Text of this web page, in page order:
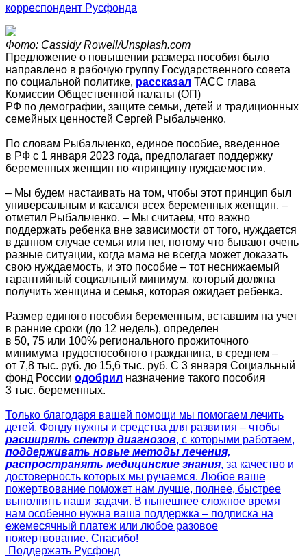
корреспондент Русфонда
Фото: Сassidy Rowell/Unsplash.com
Предложение о повышении размера пособия было
направлено в рабочую группу Государственного совета
по социальной политике, рассказал ТАСС глава
Комиссии Общественной палаты (ОП)
РФ по демографии, защите семьи, детей и традиционных
семейных ценностей Сергей Рыбальченко.
По словам Рыбальченко, единое пособие, введенное
в РФ с 1 января 2023 года, предполагает поддержку
беременных женщин по «принципу нуждаемости».
– Мы будем настаивать на том, чтобы этот принцип был
универсальным и касался всех беременных женщин, –
отметил Рыбальченко. – Мы считаем, что важно
поддержать ребенка вне зависимости от того, нуждается
в данном случае семья или нет, потому что бывают очень
разные ситуации, когда мама не всегда может доказать
свою нуждаемость, и это пособие – тот неснижаемый
гарантийный социальный минимум, который должна
получить женщина и семья, которая ожидает ребенка.
Размер единого пособия беременным, вставшим на учет
в ранние сроки (до 12 недель), определен
в 50, 75 или 100% регионального прожиточного
минимума трудоспособного гражданина, в среднем –
от 7,8 тыс. руб. до 15,6 тыс. руб. С 3 января Социальный
фонд России одобрил назначение такого пособия
3 тыс. беременных.
Только благодаря вашей помощи мы помогаем лечить
детей. Фонду нужны и средства для развития – чтобы
расширять спектр диагнозов, с которыми работаем,
поддерживать новые методы лечения,
распространять медицинские знания, за качество и
достоверность которых мы ручаемся. Любое ваше
пожертвование поможет нам лучше, полнее, быстрее
выполнять наши задачи. В нынешнее сложное время
нам особенно нужна ваша поддержка – подписка на
ежемесячный платеж или любое разовое
пожертвование. Спасибо!
Поддержать Русфонд